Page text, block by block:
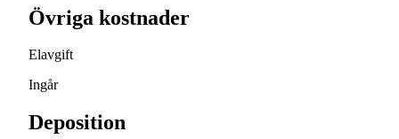
Övriga kostnader
Elavgift
Ingår
Deposition